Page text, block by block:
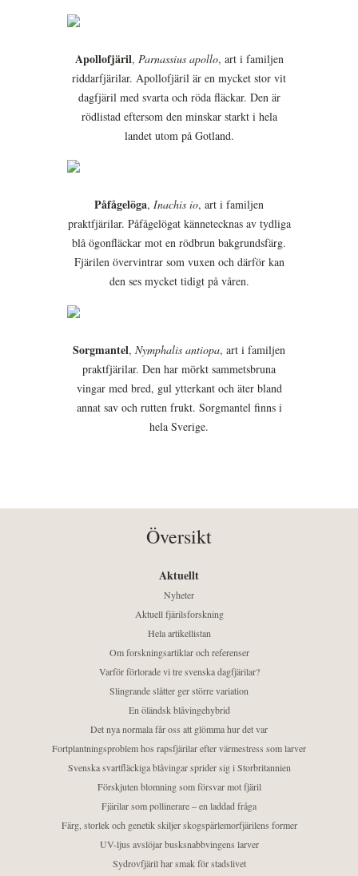
Apollofjäril, Parnassius apollo, art i familjen
riddarfjärilar. Apollofjäril är en mycket stor vit
dagfjäril med svarta och röda fläckar. Den är
rödlistad eftersom den minskar starkt i hela
landet utom på Gotland.
Påfågelöga, Inachis io, art i familjen
praktfjärilar. Påfågelögat kännetecknas av tydliga
blå ögonfläckar mot en rödbrun bakgrundsfärg.
Fjärilen övervintrar som vuxen och därför kan
den ses mycket tidigt på våren.
Sorgmantel, Nymphalis antiopa, art i familjen
praktfjärilar. Den har mörkt sammetsbruna
vingar med bred, gul ytterkant och äter bland
annat sav och rutten frukt. Sorgmantel finns i
hela Sverige.
Översikt
Aktuellt
Nyheter
Aktuell fjärilsforskning
Hela artikellistan
Om forskningsartiklar och referenser
Varför förlorade vi tre svenska dagfjärilar?
Slingrande slåtter ger större variation
En öländsk blåvingehybrid
Det nya normala får oss att glömma hur det var
Fortplantningsproblem hos rapsfjärilar efter värmestress som larver
Svenska svartfläckiga blåvingar sprider sig i Storbritannien
Förskjuten blomning som försvar mot fjäril
Fjärilar som pollinerare – en laddad fråga
Färg, storlek och genetik skiljer skogspärlemorfjärilens former
UV-ljus avslöjar busksnabbvingens larver
Sydrovfjäril har smak för stadslivet